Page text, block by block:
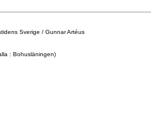
Sverige / Gunnar Artéus
: Bohusläningen)